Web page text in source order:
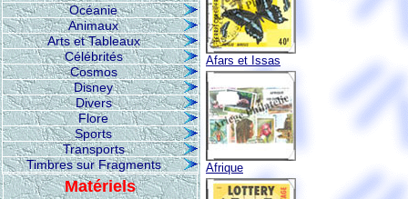
Océanie
Animaux
Arts et Tableaux
Célébrités
Cosmos
Disney
Divers
Flore
Sports
Transports
Timbres sur Fragments
Matériels
Afars et Issas
Afrique